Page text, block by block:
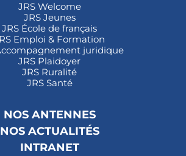
JRS Welcome
JRS Jeunes
JRS École de français
Emploi & Formation
juridique
JRS Plaidoyer
JRS Ruralité
JRS Santé
NOS ANTENNES
NOS ACTUALITÉS
INTRANET